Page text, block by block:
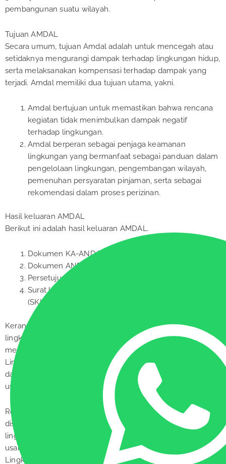
pembangunan suatu wilayah.
Tujuan AMDAL
Secara umum, tujuan Amdal adalah untuk mencegah atau
setidaknya mengurangi dampak terhadap lingkungan hidup,
serta melaksanakan kompensasi terhadap dampak yang
terjadi. Amdal memiliki dua tujuan utama, yakni.
Amdal bertujuan untuk memastikan bahwa rencana
kegiatan tidak menimbulkan dampak negatif
terhadap lingkungan.
Amdal berperan sebagai penjaga keamanan
lingkungan yang bermanfaat sebagai panduan dalam
pengelolaan lingkungan, pengembangan wilayah,
pemenuhan persyaratan pinjaman, serta sebagai
rekomendasi dalam proses perizinan.
Hasil keluaran AMDAL
Berikut ini adalah hasil keluaran AMDAL.
Dokumen KA-ANDAL
Dokumen ANDAL, RKL & RPL
Persetujuan lingkungan dari Dinas Lingkungan Hidup
Surat keterangan kelayakan lingkungan
(SKKL/PKPLH)
Kerangka acuan yang selanjutnya disingkat KA adalah ruang
lingkup kajian analisa dampak lingkungan hidup yang
merupakan hasil pelingkupan. Kemudian, Analisis Dampak
Lingkungan Hidup (ANDAL) adalah telaahan secara cermat
dan mendalam tentang dampak penting suatu rencana
usaha dan/atau kegiatan.
Rencana Pengelolahan Lingkungan Hidup yang selanjutnya
disebut RKL adalah upaya penanganan dampak terhadap
lingkungan hidup yang ditimbulkan akibat dari rencana
usaha dan/atau kegiatan. Rencana Pemantauan
Lingkungan Hidup yang selanjutnya disebut RPL adalah